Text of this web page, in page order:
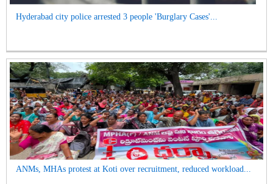
Hyderabad city police arrested 3 people 'Burglary Cases'...
ANMs, MHAs protest at Koti over recruitment, reduced workload...